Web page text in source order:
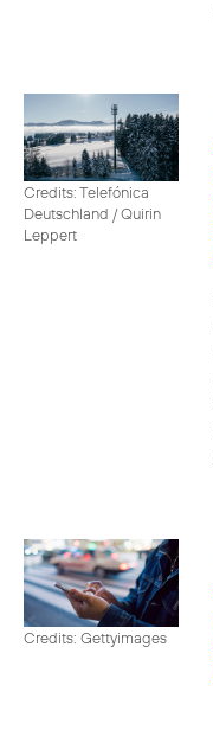
Credits: Telefónica
Deutschland / Quirin
Leppert
Credits: Gettyimages